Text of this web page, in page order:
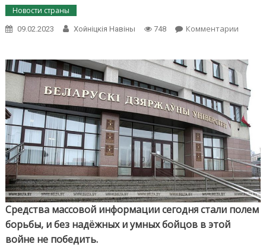
Новости страны
09.02.2023 Хойнiцкiя Навiны 748 Комментарииon
—
это
поле
о
кадров
Средства массовой информации сегодня стали полем
борьбы, и без надёжных и умных бойцов в этой
войне не победить.